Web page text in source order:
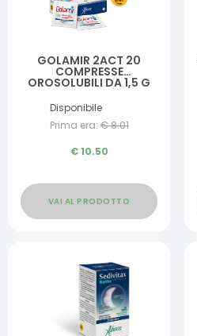
GOLAMIR 2ACT 20
COMPRESSE
OROSOLUBILI DA 1,5 G
Disponibile
Prima era: €8.01
€10.50
VAI AL PRODOTTO